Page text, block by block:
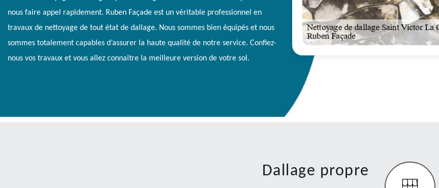
nous faire appel rapidement. Ruben Façade est un véritable professionnel en
travaux de nettoyage de tout état de dallage. Nous sommes bien équipés et nous
sommes totalement capables d’assurer la haute qualité de notre service. Confiez-
nous vos travaux et vous allez connaitre la meilleure version de votre sol.
Dallage propre